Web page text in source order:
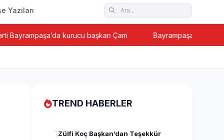
Yazıları
kurucu başkan Çam Bayrampaşa'nın tanınan
TREND HABERLER
1Zülfi Koç Başkan’dan Teşekkür